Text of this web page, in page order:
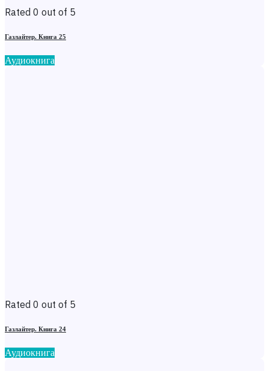
Rated 0 out of 5
Газлайтер. Книга 25
Аудиокнига
Rated 0 out of 5
Газлайтер. Книга 24
Аудиокнига